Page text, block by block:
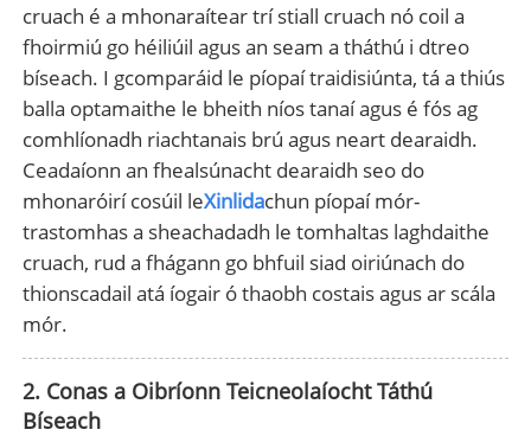
cruach é a mhonaraítear trí stiall cruach nó coil a
fhoirmiú go héiliúil agus an seam a tháthú i dtreo
bíseach. I gcomparáid le píopaí traidisiúnta, tá a thiús
balla optamaithe le bheith níos tanaí agus é fós ag
comhlíonadh riachtanais brú agus neart dearaidh.
Ceadaíonn an fhealsúnacht dearaidh seo do
mhonaróirí cosúil leXinlidachun píopaí mór-
trastomhas a sheachadadh le tomhaltas laghdaithe
cruach, rud a fhágann go bhfuil siad oiriúnach do
thionscadail atá íogair ó thaobh costais agus ar scála
mór.
2. Conas a Oibríonn Teicneolaíocht Táthú
Bíseach